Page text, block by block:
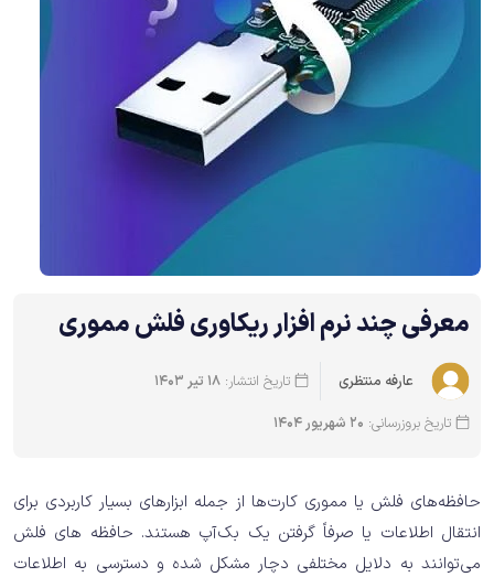
معرفی چند نرم افزار ریکاوری فلش مموری
عارفه منتظری تاریخ انتشار: 18 تیر 1403
تاریخ بروزرسانی: 20 شهریور 1404
حافظه‌های فلش یا مموری کارت‌ها از جمله ابزارهای بسیار کاربردی برای
انتقال اطلاعات یا صرفاً گرفتن یک بک‌آپ هستند. حافظه های فلش
می‌توانند به دلایل مختلفی دچار مشکل شده و دسترسی به اطلاعات